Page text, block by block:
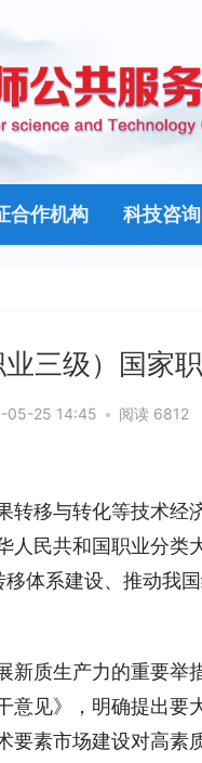
合作机构 科技咨
三级）国家
05-25 14:45 • 阅读 6812
转移与转化等技术经
民共和国职业分类
体系建设、推动我
新质生产力的重要
意见》，明确提出要
要素市场建设对高素